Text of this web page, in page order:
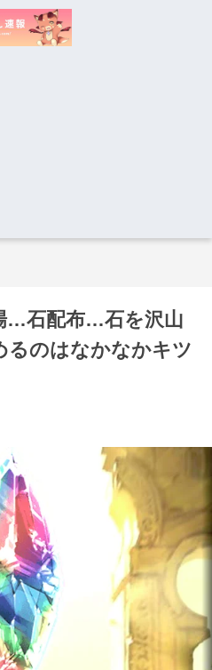
…石配布…石を沢山
るのはなかなかキツ